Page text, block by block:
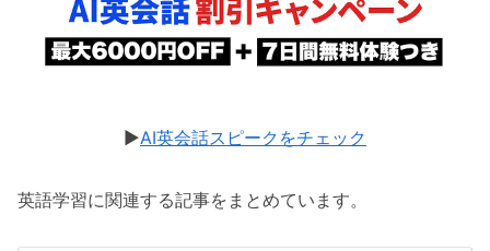
▶︎AI英会話スピークをチェック
英語学習に関連する記事をまとめています。